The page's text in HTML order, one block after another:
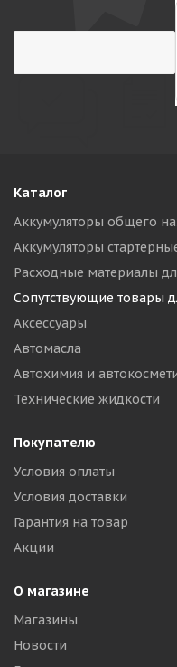
Каталог
Аккумуляторы общего
Аккумуляторы
Расходные материалы
Сопутствующие товары
Аксессуары
Автомасла
Автохимия и
Технические жидкости
Покупателю
Условия оплаты
Условия доставки
Гарантия на товар
Акции
О магазине
Магазины
Новости